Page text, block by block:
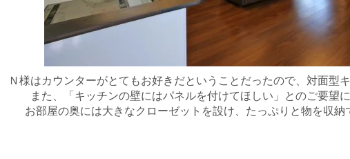
Ｎ様はカウンターがとてもお好きだということだったので、対面型
また、「キッチンの壁にはパネルを付けてほしい」とのご要望
お部屋の奥には大きなクローゼットを設け、たっぷりと物を収納